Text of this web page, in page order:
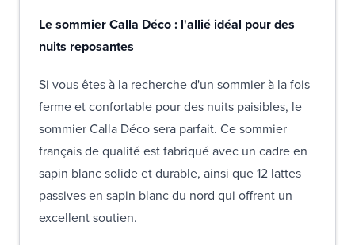
Le sommier Calla Déco : l'allié idéal pour des
nuits reposantes
Si vous êtes à la recherche d'un sommier à la fois
ferme et confortable pour des nuits paisibles, le
sommier Calla Déco sera parfait. Ce sommier
français de qualité est fabriqué avec un cadre en
sapin blanc solide et durable, ainsi que 12 lattes
passives en sapin blanc du nord qui offrent un
excellent soutien.